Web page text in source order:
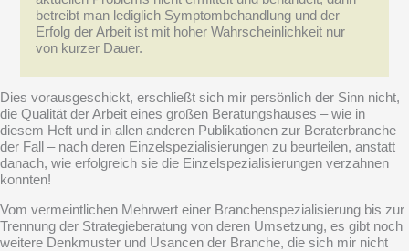
betreibt man lediglich Symptombehandlung und der
Erfolg der Arbeit ist mit hoher Wahrscheinlichkeit nur
von kurzer Dauer.
Dies vorausgeschickt, erschließt sich mir persönlich der Sinn nicht,
die Qualität der Arbeit eines großen Beratungshauses – wie in
diesem Heft und in allen anderen Publikationen zur Beraterbranche
der Fall – nach deren Einzelspezialisierungen zu beurteilen, anstatt
danach, wie erfolgreich sie die Einzelspezialisierungen verzahnen
konnten!
Vom vermeintlichen Mehrwert einer Branchenspezialisierung bis zur
Trennung der Strategieberatung von deren Umsetzung, es gibt noch
weitere Denkmuster und Usancen der Branche, die sich mir nicht